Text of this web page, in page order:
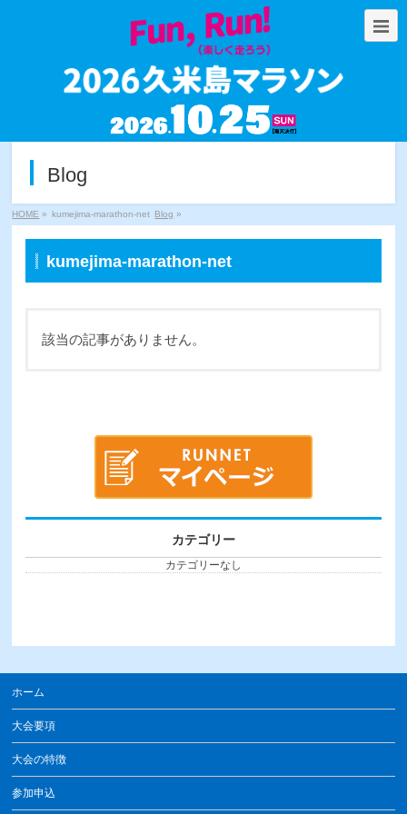
Blog
HOME » kumejima-marathon-net Blog »
kumejima-marathon-net
該当の記事がありません。
カテゴリー
カテゴリーなし
ホーム
大会要項
大会の特徴
参加申込